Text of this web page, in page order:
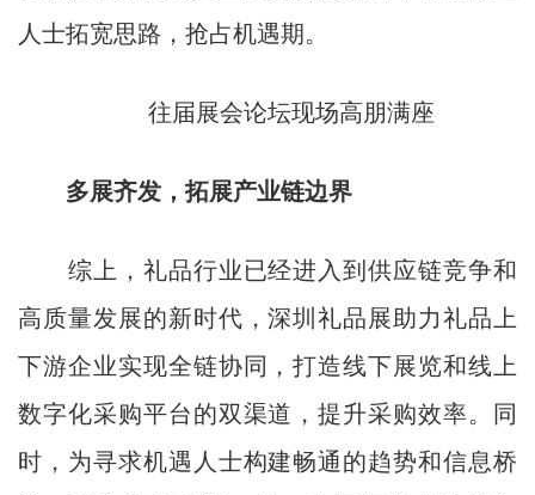
人士拓宽思路，抢占机遇期。
往届展会论坛现场高朋满座
多展齐发，拓展产业链边界
综上，礼品行业已经进入到供应链竞争和
高质量发展的新时代，深圳礼品展助力礼品上
下游企业实现全链协同，打造线下展览和线上
数字化采购平台的双渠道，提升采购效率。同
时，为寻求机遇人士构建畅通的趋势和信息桥